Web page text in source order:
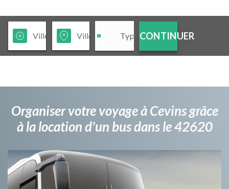
CONTINUER
Organiser votre voyage à Cevins grâce
à la location d'un bus dans le 42620